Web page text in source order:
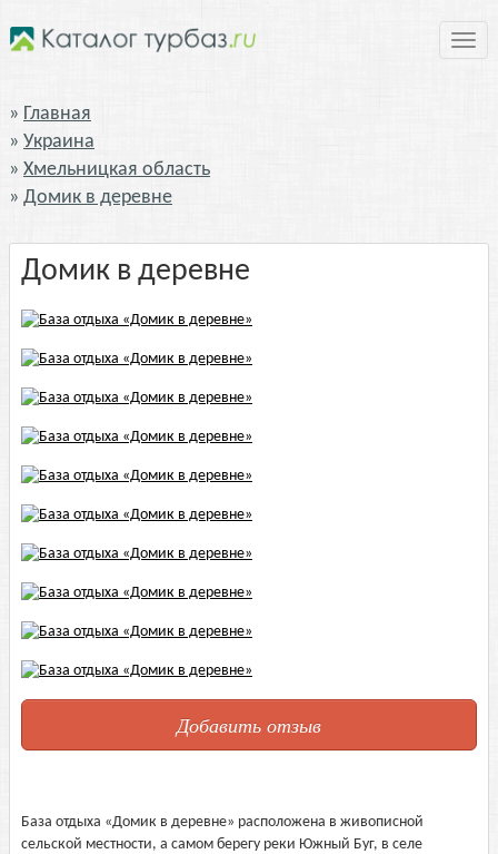
Главная
Украина
Хмельницкая область
Домик в деревне
Домик в деревне
Добавить отзыв
База отдыха «Домик в деревне» расположена в живописной
сельской местности, а самом берегу реки Южный Буг, в селе